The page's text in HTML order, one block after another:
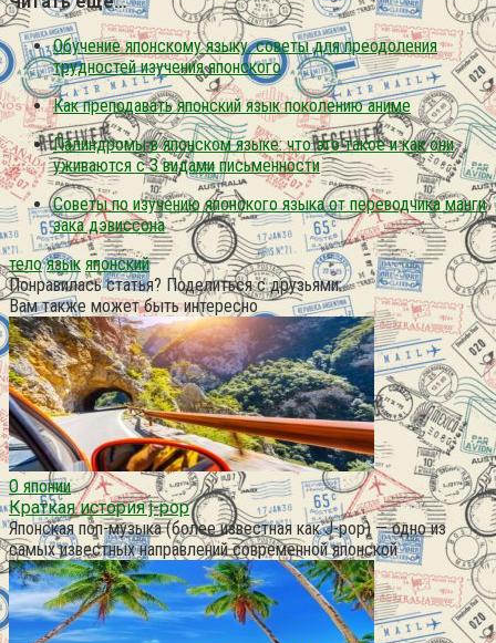
Обучение японскому языку. советы для преодоления
трудностей изучения японского
Как преподавать японский язык поколению аниме
Палиндромы в японском языке: что это такое и как они
уживаются с 3 видами письменности
Советы по изучению японского языка от переводчика манги
зака дэвиссона
тело язык японский
Понравилась статья? Поделиться с друзьями:
Вам также может быть интересно
О японии
Краткая история j-pop
Японская поп-музыка (более известная как J-pop) — одно из
самых известных направлений современной японской